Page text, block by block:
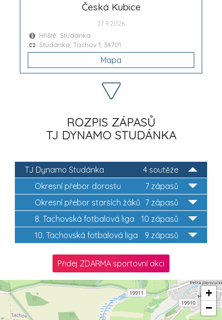
Česká Kubice
27.9.2026
Hřiště: Studánka
Studánka, Tachov 1, 34701
Mapa
ROZPIS ZÁPASŮ
TJ DYNAMO STUDÁNKA
4 soutěže
TJ Dynamo Studánka
7 zápasů
Okresní přebor dorostu
7 zápasů
Okresní přebor starších žáků
10 zápasů
8. Tachovská fotbalová liga
9 zápasů
10. Tachovská fotbalová liga
Přidej ZDARMA sportovní akci
+
−